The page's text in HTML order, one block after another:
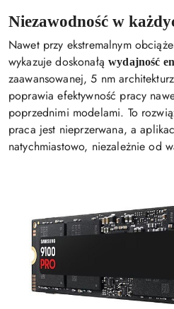
Niezawodność w
Nawet przy ekstremalnym
wykazuje doskonałąwydajność
zaawansowanej, 5 nm
poprawia efektywność pracy
poprzednimi modelami. To
praca jest nieprzerwana, a
natychmiastowo, niezależnie od